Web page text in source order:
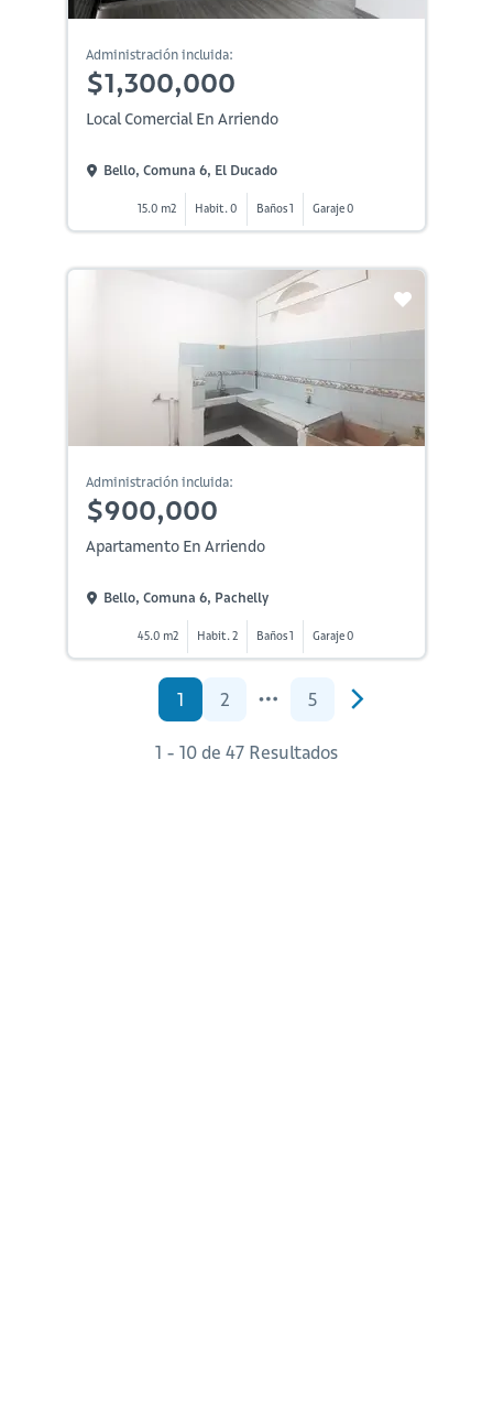
Administración incluida:
$1,300,000
Local Comercial En Arriendo
Bello, Comuna 6, El Ducado
15.0 m2 Habit. 0 Baños 1 Garaje 0
Administración incluida:
$900,000
Apartamento En Arriendo
Bello, Comuna 6, Pachelly
45.0 m2 Habit. 2 Baños 1 Garaje 0
1 2 5
1 - 10 de 47 Resultados